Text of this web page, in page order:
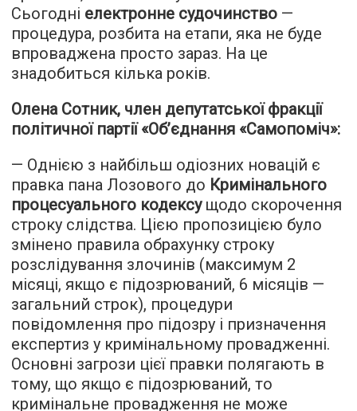
Сьогодні електронне судочинство —
процедура, розбита на етапи, яка не буде
впроваджена просто зараз. На це
знадобиться кілька років.
Олена Сотник, член депутатської фракції
політичної партії «Об’єднання «Самопоміч»:
— Однією з найбільш одіозних новацій є
правка пана Лозового до Кримінального
процесуального кодексущодо скорочення
строку слідства. Цією пропозицією було
змінено правила обрахунку строку
розслідування злочинів (максимум 2
місяці, якщо є підозрюваний, 6 місяців —
загальний строк), процедури
повідомлення про підозру і призначення
експертиз у кримінальному провадженні.
Основні загрози цієї правки полягають в
тому, що якщо є підозрюваний, то
кримінальне провадження не може